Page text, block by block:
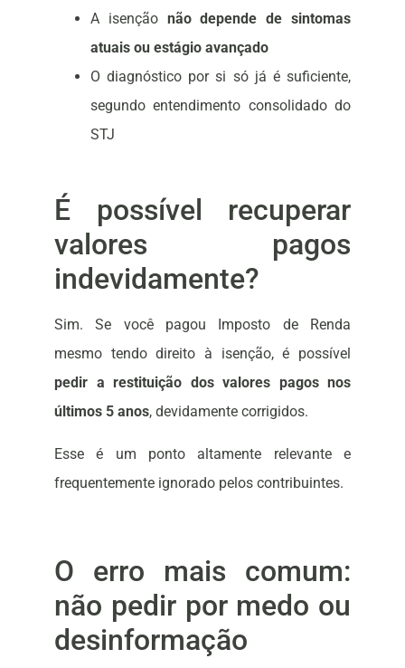
A isenção não depende de sintomas
atuais ou estágio avançado
O diagnóstico por si só já é suficiente,
segundo entendimento consolidado do
STJ
É possível recuperar
valores pagos
indevidamente?
Sim. Se você pagou Imposto de Renda
mesmo tendo direito à isenção, é possível
pedir a restituição dos valores pagos nos
últimos 5 anos, devidamente corrigidos.
Esse é um ponto altamente relevante e
frequentemente ignorado pelos contribuintes.
O erro mais comum:
não pedir por medo ou
desinformação